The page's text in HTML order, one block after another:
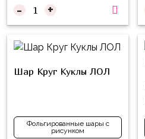
- +
Шар Круг Куклы ЛОЛ
Фольгированные шары с
рисунком
декором
Большие
шары
Ходячие
сюрприз
Лунтик
Чебурашка
Черепашки-
ниндзя
Динозавры